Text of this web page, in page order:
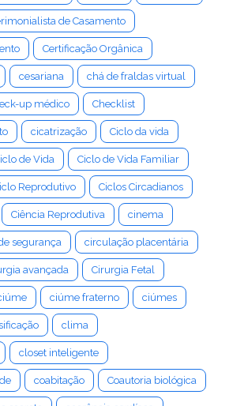
de Casamento
Certificação Orgânica
cesariana chá de fraldas virtual
up médico Checklist
cicatrização Ciclo da vida
de Vida Ciclo de Vida Familiar
Reprodutivo Ciclos Circadianos
Ciência Reprodutiva cinema
segurança circulação placentária
avançada Cirurgia Fetal
ciúme fraterno ciúmes
clima
closet inteligente
coabitação Coautoria biológica